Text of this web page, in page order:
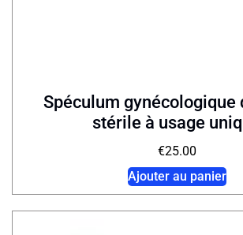
Spéculum gynécologique
stérile à usage
€25.00
Ajouter au panier